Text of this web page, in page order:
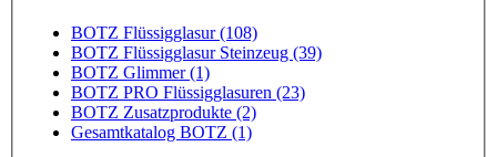
BOTZ Flüssigglasur (108)
BOTZ Flüssigglasur Steinzeug (39)
BOTZ Glimmer (1)
BOTZ PRO Flüssigglasuren (23)
BOTZ Zusatzprodukte (2)
Gesamtkatalog BOTZ (1)